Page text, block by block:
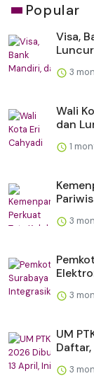
Popular
Visa,
3
Wali
dan
1
3
3
UM
Daftar,
3